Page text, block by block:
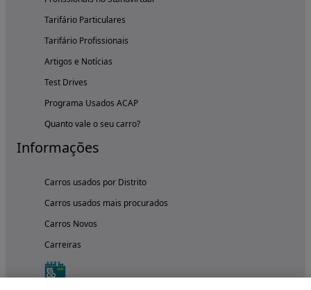
Tarifário Particulares
Tarifário Profissionais
Artigos e Notícias
Test Drives
Programa Usados ACAP
Quanto vale o seu carro?
Informações
Carros usados por Distrito
Carros usados mais procurados
Carros Novos
Carreiras